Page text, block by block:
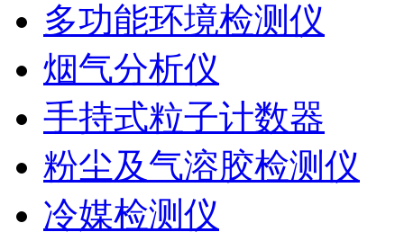
多功能环境检测仪
烟气分析仪
手持式粒子计数器
粉尘及气溶胶检测仪
冷媒检测仪